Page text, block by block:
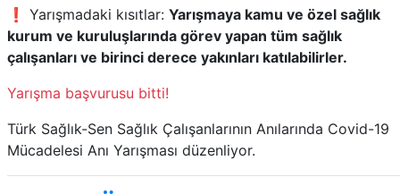
❗ Yarışmadaki kısıtlar: Yarışmaya kamu ve özel sağlık
kurum ve kuruluşlarında görev yapan tüm sağlık
çalışanları ve birinci derece yakınları katılabilirler.
Yarışma başvurusu bitti!
Türk Sağlık-Sen Sağlık Çalışanlarının Anılarında Covid-19
Mücadelesi Anı Yarışması düzenliyor.